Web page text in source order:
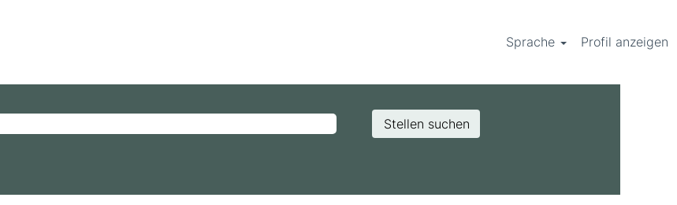
Sprache Profil anzeigen